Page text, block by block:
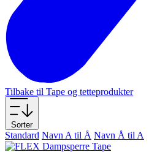
Tilbake til Tape og tetteprodukter
Sorter
Standard Navn A til Å Navn Å til A